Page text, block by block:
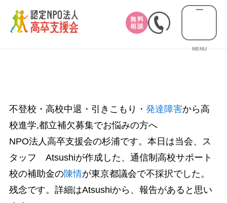
無料
相談
MENU
不登校・高校中退・引きこもり・ 発達障害から高
校進学,都立補欠募集でお悩みの方へ
NPO法人高卒支援会の杉浦です。本日は当会、ス
タッフ Atsushiが作成した、通信制高校サポート
校の補助金の陳情が東京都議会で不採択でした。
残念です。詳細はAtsushiから、報告があると思い